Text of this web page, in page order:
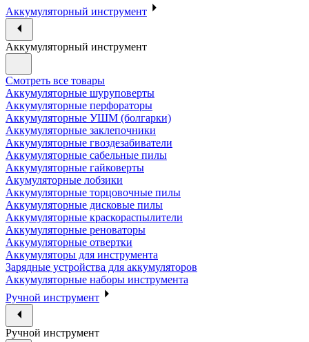
Аккумуляторный инструмент
Аккумуляторный инструмент
Смотреть все товары
Аккумуляторные шуруповерты
Аккумуляторные перфораторы
Аккумуляторные УШМ (болгарки)
Аккумуляторные заклепочники
Аккумуляторные гвоздезабиватели
Аккумуляторные сабельные пилы
Аккумуляторные гайковерты
Акумуляторные лобзики
Аккумуляторные торцовочные пилы
Аккумуляторные дисковые пилы
Аккумуляторные краскораспылители
Аккумуляторные реноваторы
Аккумуляторные отвертки
Аккумуляторы для инструмента
Зарядные устройства для аккумуляторов
Аккумуляторные наборы инструмента
Ручной инструмент
Ручной инструмент